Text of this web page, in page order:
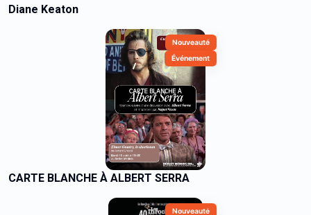
Diane Keaton
Nouveauté
Événement
CARTE BLANCHE À ALBERT SERRA
Nouveauté